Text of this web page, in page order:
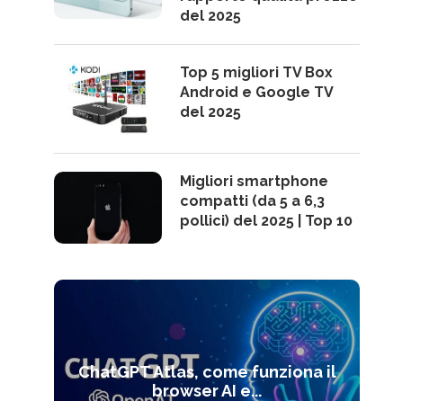
del 2025
Top 5 migliori TV Box
Android e Google TV
del 2025
Migliori smartphone
compatti (da 5 a 6,3
pollici) del 2025 | Top 10
ChatGPT Atlas, come funziona il
browser AI e...